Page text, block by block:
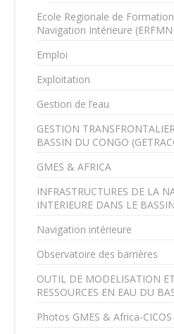
Ecole Regionale de
Navigation Intérieure
Emploi
Exploitation
Gestion de l’eau
GESTION
BASSIN DU CONGO
GMES & AFRICA
INFRASTRUCTURES DE LA
INTERIEURE DANS LE
Navigation intérieure
Observatoire des barrières
OUTIL DE MODELISATION
RESSOURCES EN EAU DU
Photos GMES & Africa-CICOS